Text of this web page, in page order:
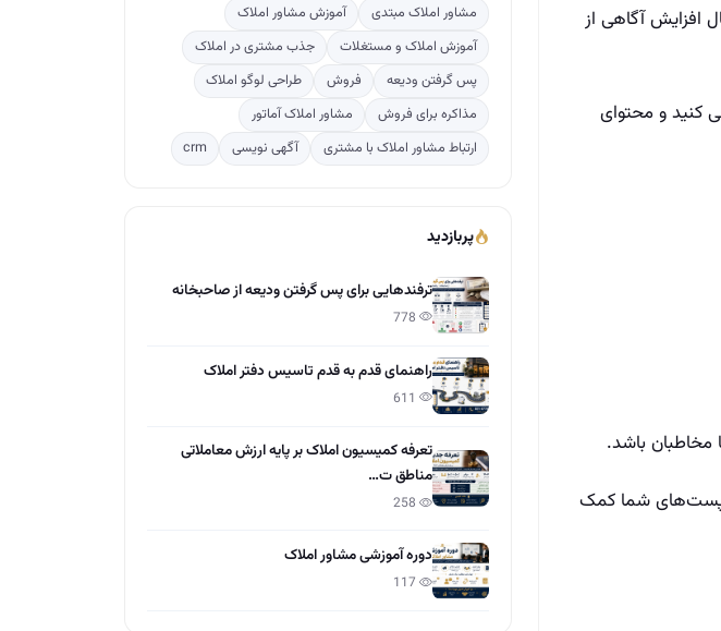
افزایش آگاهی از
و محتوای
مخاطبان باشد.
پست‌های شما کمک
مشاور املاک مبتدی
آموزش مشاور املاک
آموزش املاک و مستغلات
جذب مشتری در املاک
پس گرفتن ودیعه
فروش
طراحی لوگو املاک
مذاکره برای فروش
مشاور املاک آماتور
ارتباط مشاور املاک با مشتری
آگهی نویسی crm
پربازدید
ترفندهایی برای پس گرفتن ودیعه از صاحبخانه
راهنمای قدم به قدم تاسیس دفتر املاک
تعرفه کمیسیون املاک بر پایه ارزش معاملاتی
مناطق ت…
دوره آموزشی مشاور املاک